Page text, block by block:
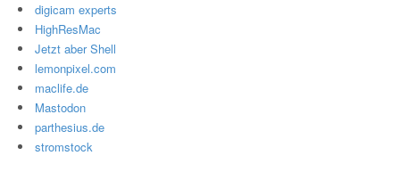
digicam experts
HighResMac
Jetzt aber Shell
lemonpixel.com
maclife.de
Mastodon
parthesius.de
stromstock